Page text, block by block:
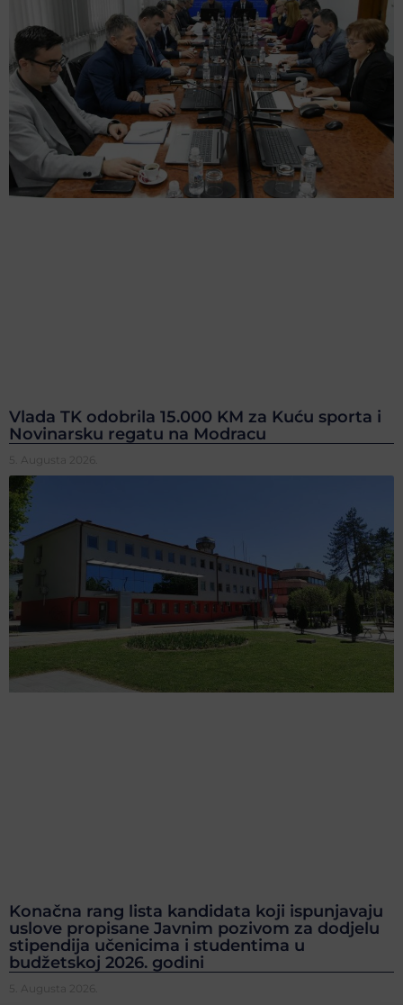
Vlada TK odobrila 15.000 KM za Kuću sporta i
Novinarsku regatu na Modracu
5. Augusta 2026.
Konačna rang lista kandidata koji ispunjavaju
uslove propisane Javnim pozivom za dodjelu
stipendija učenicima i studentima u
budžetskoj 2026. godini
5. Augusta 2026.